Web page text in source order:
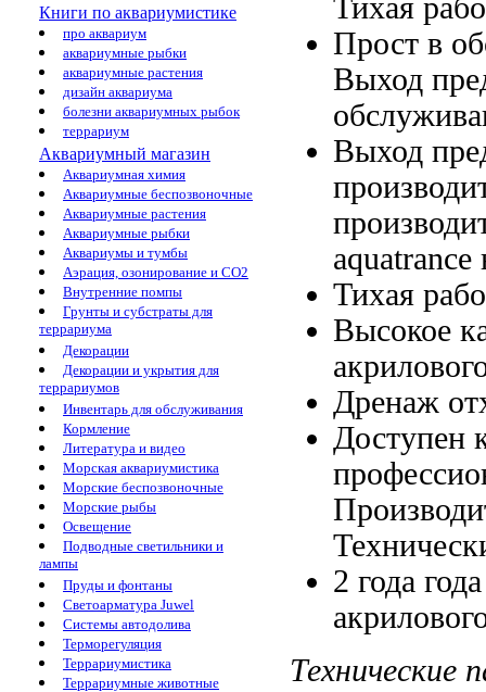
Книги по аквариумистике
про аквариум
аквариумные рыбки
аквариумные растения
дизайн аквариума
болезни аквариумных рыбок
террариум
Аквариумный магазин
Аквариумная химия
Аквариумные беспозвоночные
Аквариумные растения
Аквариумные рыбки
Аквариумы и тумбы
Аэрация, озонирование и CO2
Внутренние помпы
Грунты и субстраты для
террариума
Декорации
Декорации и укрытия для
террариумов
Инвентарь для обслуживания
Кормление
Литература и видео
Морская аквариумистика
Морские беспозвоночные
Морские рыбы
Освещение
Подводные светильники и
лампы
Пруды и фонтаны
Светоарматура Juwel
Системы автодолива
Терморегуляция
Террариумистика
Террариумные животные
Тихая
Прост в
Выход
Выход
Тихая
Высокое
Дренаж
Доступен
2 года